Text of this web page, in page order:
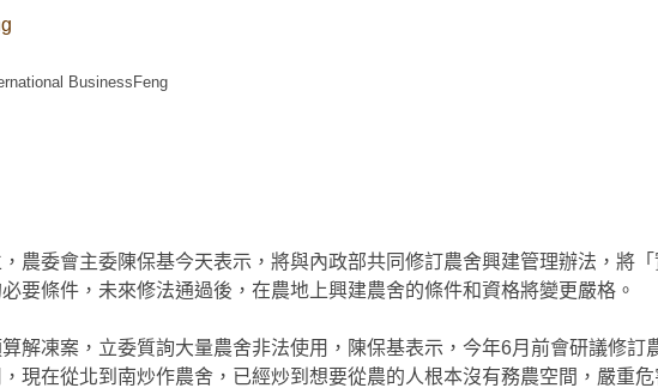
BusinessFeng
農委會主委陳保基今天表示，將與內政部共同修訂農舍興建管理辦法，將
要條件，未來修法通過後，在農地上興建農舍的條件和資格將變更嚴格。
解凍案，立委質詢大量農舍非法使用，陳保基表示，今年6月前會研議修訂
現在從北到南炒作農舍，已經炒到想要從農的人根本沒有務農空間，嚴重